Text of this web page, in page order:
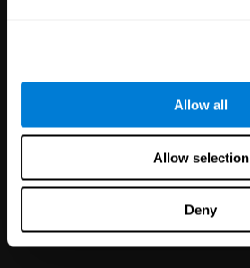
Allow all
Allow selection
Deny
Partenariats
1,119,916Utilisateurs
satisfaction de vos clients en